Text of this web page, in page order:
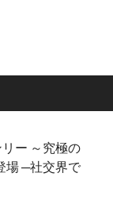
ー ～究極の
場 ─社交界で